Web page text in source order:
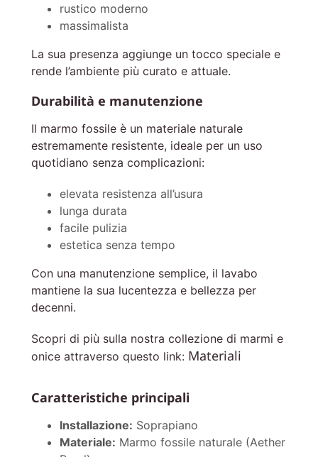
rustico moderno
massimalista
La sua presenza aggiunge un tocco speciale e
rende l’ambiente più curato e attuale.
Durabilità e manutenzione
Il marmo fossile è un materiale naturale
estremamente resistente, ideale per un uso
quotidiano senza complicazioni:
elevata resistenza all’usura
lunga durata
facile pulizia
estetica senza tempo
Con una manutenzione semplice, il lavabo
mantiene la sua lucentezza e bellezza per
decenni.
Scopri di più sulla nostra collezione di marmi e
onice attraverso questo link: Materiali
Caratteristiche principali
Installazione: Soprapiano
Materiale: Marmo fossile naturale (Aether